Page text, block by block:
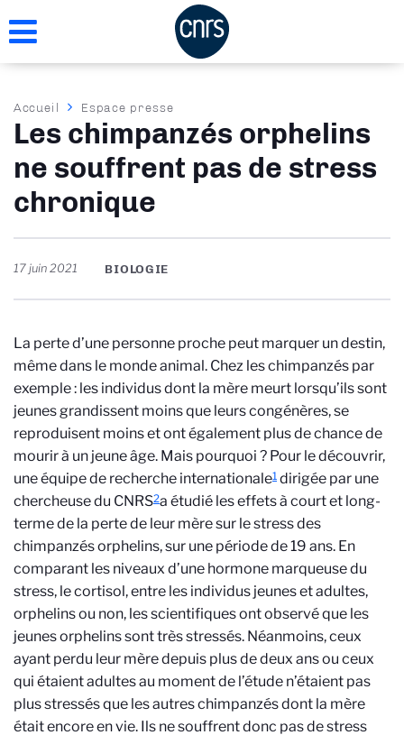
au
Fil
d'Ariane
Accueil Espace presse
Les chimpanzés orphelins
ne souffrent pas de stress
chronique
17 juin 2021 BIOLOGIE
La perte d’une personne proche peut marquer un destin,
même dans le monde animal. Chez les chimpanzés par
exemple : les individus dont la mère meurt lorsqu’ils sont
jeunes grandissent moins que leurs congénères, se
reproduisent moins et ont également plus de chance de
mourir à un jeune âge. Mais pourquoi ? Pour le découvrir,
une équipe de recherche internationale1 dirigée par une
chercheuse du CNRS2a étudié les effets à court et long-
terme de la perte de leur mère sur le stress des
chimpanzés orphelins, sur une période de 19 ans. En
comparant les niveaux d’une hormone marqueuse du
stress, le cortisol, entre les individus jeunes et adultes,
orphelins ou non, les scientifiques ont observé que les
jeunes orphelins sont très stressés. Néanmoins, ceux
ayant perdu leur mère depuis plus de deux ans ou ceux
qui étaient adultes au moment de l’étude n’étaient pas
plus stressés que les autres chimpanzés dont la mère
était encore en vie. Ils ne souffrent donc pas de stress